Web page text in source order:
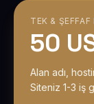
TEK & ŞEFFAF
50
Alan adı,
Siteniz 1-3 iş